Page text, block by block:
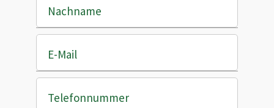
Nachname
E-Mail
Telefonnummer